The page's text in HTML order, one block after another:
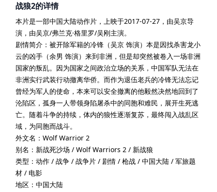
战狼2的详情
本片是一部中国大陆动作片 ，上映于2017-07-27 ，由吴京导
演 ，由吴京/弗兰克·格里罗/吴刚主演。
剧情简介： 被开除军籍的冷锋（吴京 饰演）本是因找杀害龙小
云的凶手（余男 饰演）来到非洲，但是却突然被卷入一场非洲
国家的叛乱。因为国家之间政治立场的关系，中国军队无法在
非洲实行武装行动撤离华侨。而作为退伍老兵的冷锋无法忘记
曾经为军人的使命，本来可以安全撤离的他毅然决然地回到了
沦陷区，孤身一人带领身陷屠杀中的同胞和难民，展开生死逃
亡。随着斗争的持续，体内的狼性逐渐复苏，最终闯入战乱区
域，为同胞而战斗。
外文名： Wolf Warrior 2
别名： 新战死沙场 / Wolf Warriors 2 / 新战狼
类型： 动作 / 战争 / 战争片 / 剧情 / 枪战 / 中国大陆 / 军旅题
材 / 电影
地区： 中国大陆